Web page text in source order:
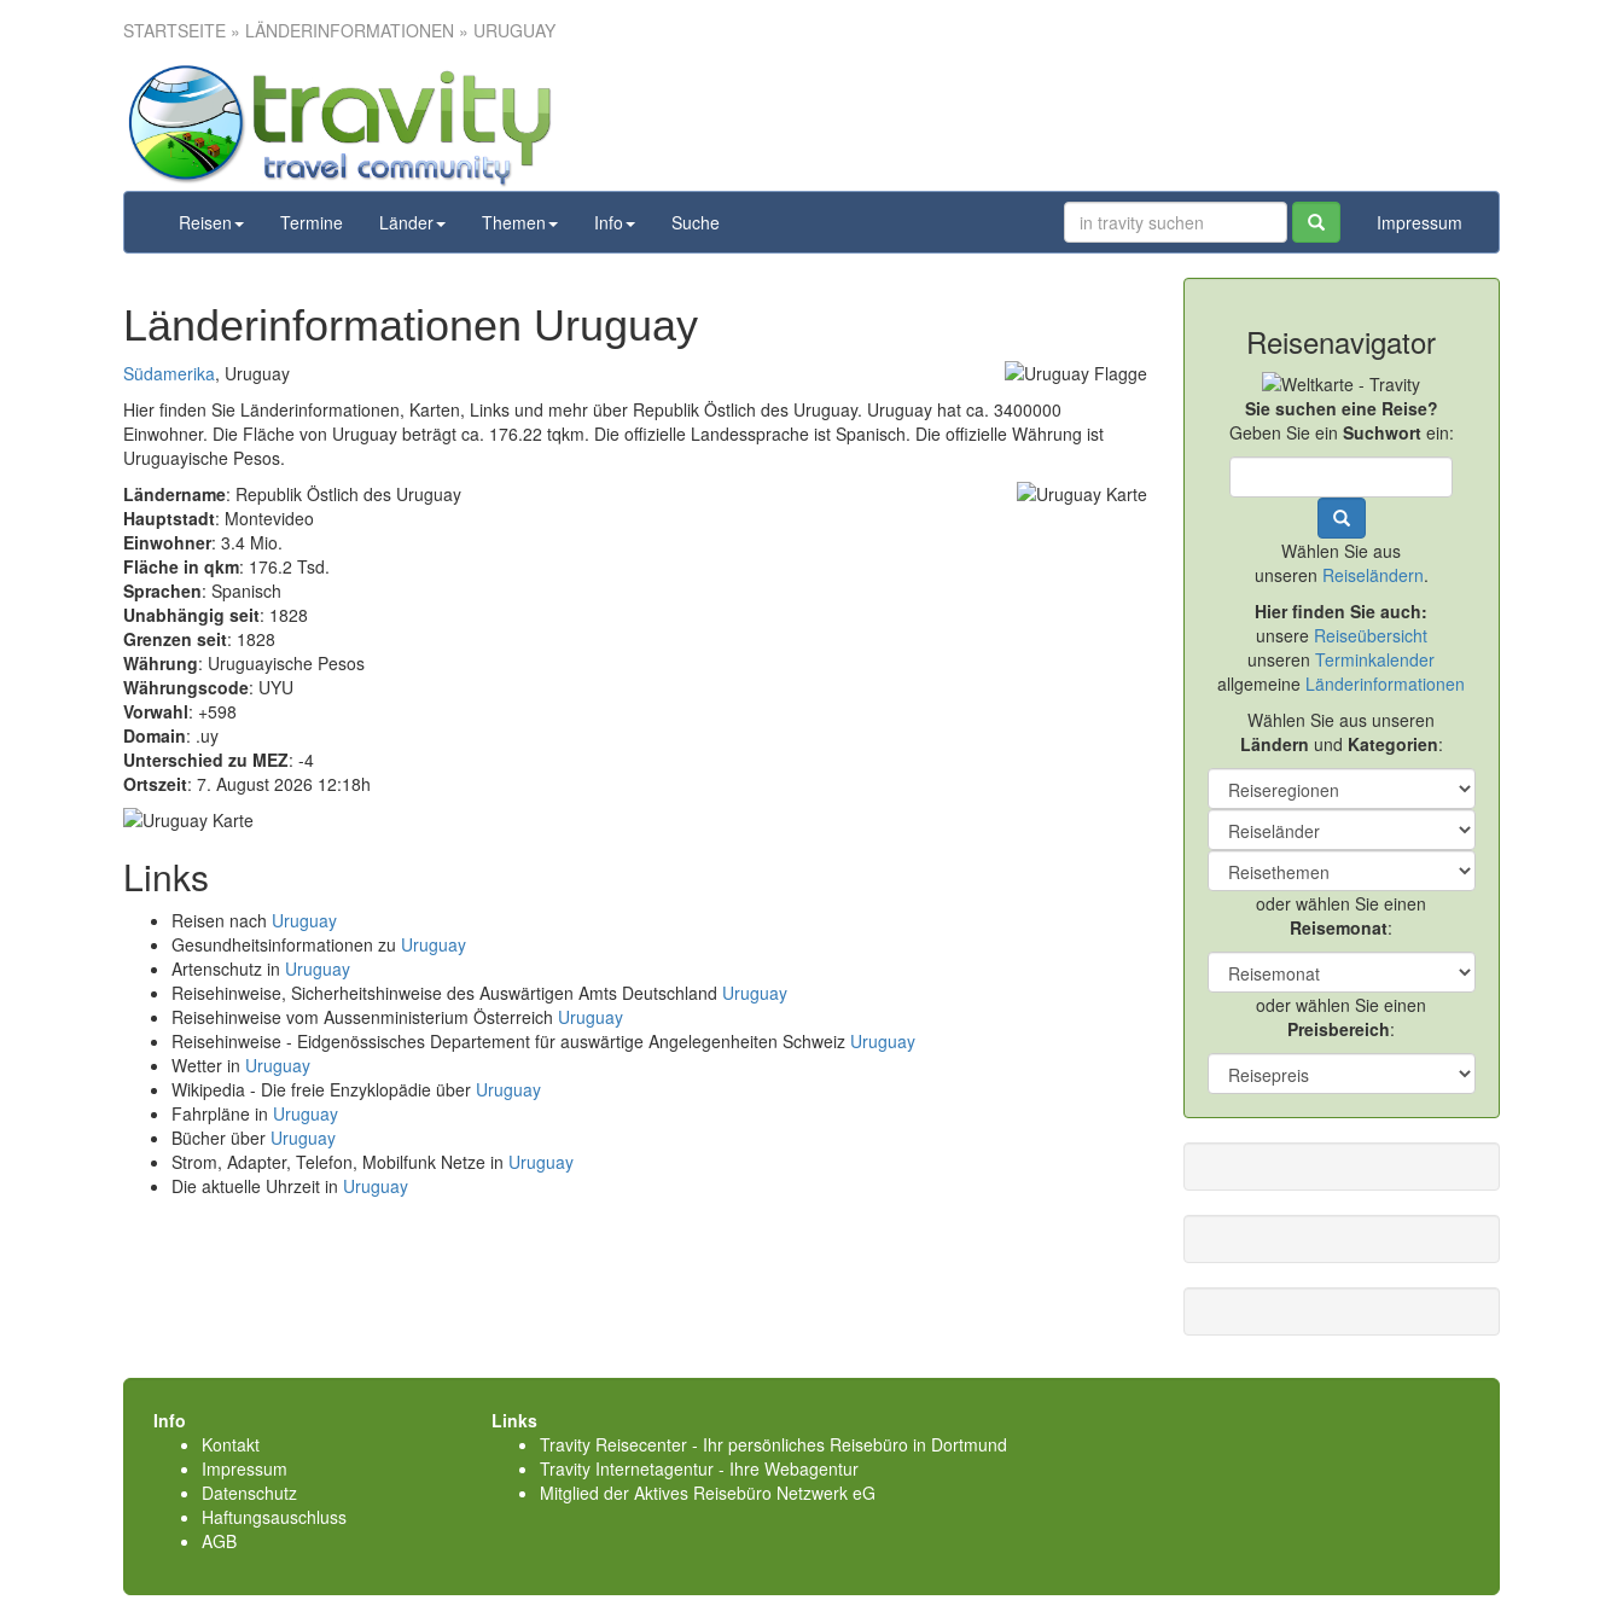
STARTSEITE » LÄNDERINFORMATIONEN » URUGUAY
Reisen Termine Länder Themen Info Suche Impressum
Länderinformationen Uruguay
Südamerika, Uruguay
Hier finden Sie Länderinformationen, Karten, Links und mehr über Republik Östlich des Uruguay. Uruguay hat ca. 3400000
Einwohner. Die Fläche von Uruguay beträgt ca. 176.22 tqkm. Die offizielle Landessprache ist Spanisch. Die offizielle Währung ist
Uruguayische Pesos.
Ländername: Republik Östlich des Uruguay
Hauptstadt: Montevideo
Einwohner: 3.4 Mio.
Fläche in qkm: 176.2 Tsd.
Sprachen: Spanisch
Unabhängig seit: 1828
Grenzen seit: 1828
Währung: Uruguayische Pesos
Währungscode: UYU
Vorwahl: +598
Domain: .uy
Unterschied zu MEZ: -4
Ortszeit: 7. August 2026 12:18h
Links
Reisen nach Uruguay
Gesundheitsinformationen zu Uruguay
Artenschutz in Uruguay
Reisehinweise, Sicherheitshinweise des Auswärtigen Amts Deutschland Uruguay
Reisehinweise vom Aussenministerium Österreich Uruguay
Reisehinweise - Eidgenössisches Departement für auswärtige Angelegenheiten Schweiz Uruguay
Wetter in Uruguay
Wikipedia - Die freie Enzyklopädie über Uruguay
Fahrpläne in Uruguay
Bücher über Uruguay
Strom, Adapter, Telefon, Mobilfunk Netze in Uruguay
Die aktuelle Uhrzeit in Uruguay
Reisenavigator
Sie suchen eine Reise?
Geben Sie ein Suchwortein:
Wählen Sie aus
unseren Reiseländern.
Hier finden Sie auch:
unsere Reiseübersicht
unserenTerminkalender
allgemeine Länderinformationen
Wählen Sie aus unseren
Ländern und Kategorien:
oder wählen Sie einen
Reisemonat:
oder wählen Sie einen
Preisbereich:
Info
Kontakt
Impressum
Datenschutz
Haftungsauschluss
AGB
Links
Travity Reisecenter - Ihr persönliches Reisebüro in Dortmund
Travity Internetagentur - Ihre Webagentur
Mitglied der Aktives Reisebüro Netzwerk eG